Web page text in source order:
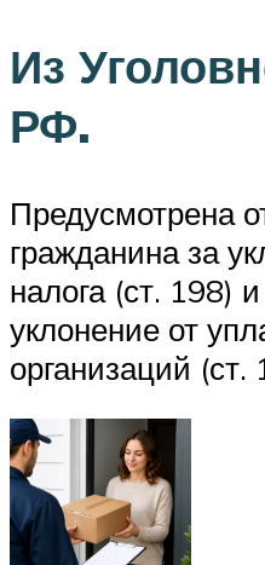
Из
РФ.
Предусмотрена
гражданина за
налога (ст. 198)
уклонение от
организаций (ст.